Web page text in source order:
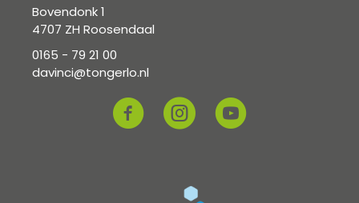
Bovendonk 1
4707 ZH Roosendaal
0165 - 79 21 00
davinci@tongerlo.nl